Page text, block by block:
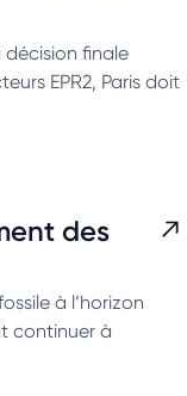
décision finale
EPR2, Paris doit
des
à l’horizon
continuer à